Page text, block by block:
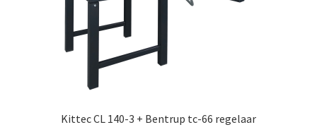
Kittec CL 140-3 + Bentrup tc-66 regelaar